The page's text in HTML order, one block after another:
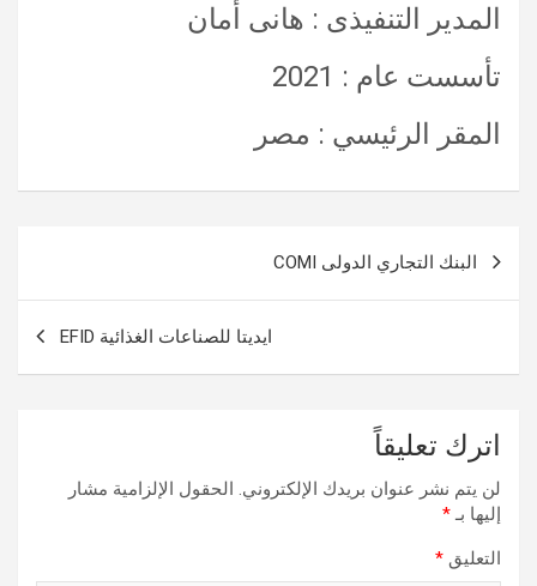
المدير التنفيذى : هانى أمان
تأسست عام : 2021
المقر الرئيسي : مصر
المقالات
البنك التجاري الدولى COMI
ايديتا للصناعات الغذائية EFID
اترك تعليقاً
لن يتم نشر عنوان بريدك الإلكتروني. الحقول الإلزامية مشار
إليها بـ*
التعليق *